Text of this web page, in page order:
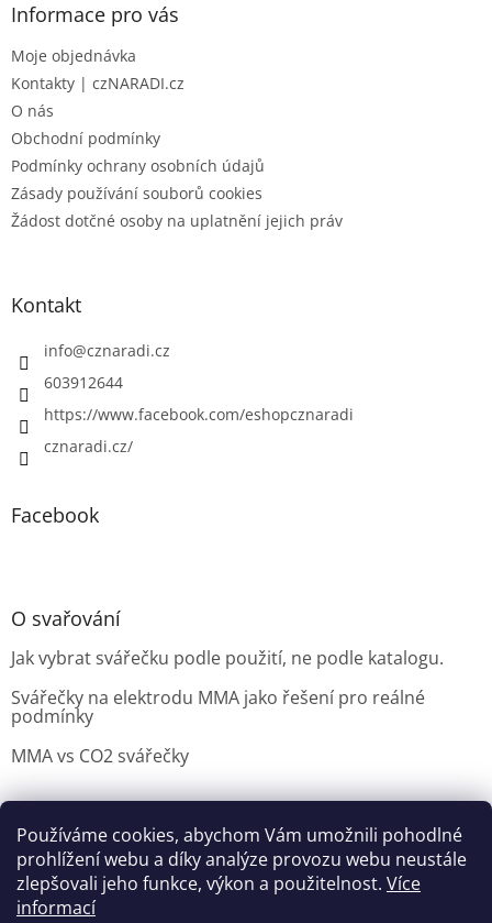
Používáme cookies, abychom Vám umožnili pohodlné
prohlížení webu a díky analýze provozu webu neustále
zlepšovali jeho funkce, výkon a použitelnost. Více
informací
Informace pro vás
Moje objednávka
Kontakty | czNARADI.cz
O nás
Obchodní podmínky
Podmínky ochrany osobních údajů
Zásady používání souborů cookies
Žádost dotčné osoby na uplatnění jejich práv
Kontakt
info@cznaradi.cz
603912644
https://www.facebook.com/eshopcznaradi
cznaradi.cz/
Facebook
O svařování
Jak vybrat svářečku podle použití, ne podle katalogu.
Svářečky na elektrodu MMA jako řešení pro reálné
podmínky
MMA vs CO2 svářečky
Možnosti doručení Nakupovani Možností platby
Výběr svářečky